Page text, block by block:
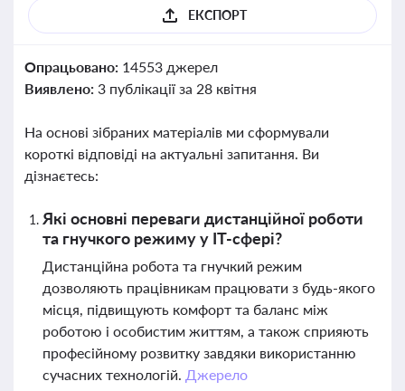
ЕКСПОРТ
Опрацьовано: 14553 джерел
Виявлено: 3 публікації за 28 квітня
На основі зібраних матеріалів ми сформували
короткі відповіді на актуальні запитання. Ви
дізнаєтесь:
Які основні переваги дистанційної роботи
та гнучкого режиму у IT-сфері?
Дистанційна робота та гнучкий режим
дозволяють працівникам працювати з будь-якого
місця, підвищують комфорт та баланс між
роботою і особистим життям, а також сприяють
професійному розвитку завдяки використанню
сучасних технологій. Джерело